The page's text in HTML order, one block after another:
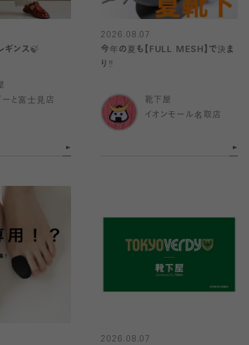
ギンス🍃
ーと富士見店
2026.08.07
今年の夏も【FULL MESH】で決ま
り️‼️
靴下屋
イオンモール名取店
2026.08.07